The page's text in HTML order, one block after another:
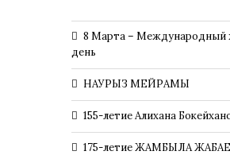
8 Марта – Международный
день
НАУРЫЗ МЕЙРАМЫ
155-летие Алихана
175-летие ЖАМБЫЛА